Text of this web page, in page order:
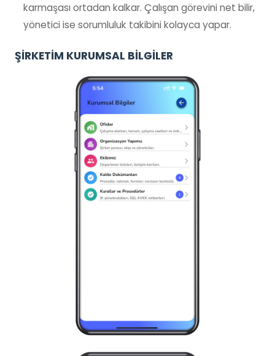
karmaşası ortadan kalkar. Çalışan görevini net bilir,
yönetici ise sorumluluk takibini kolayca yapar.
ŞİRKETİM KURUMSAL BİLGİLER